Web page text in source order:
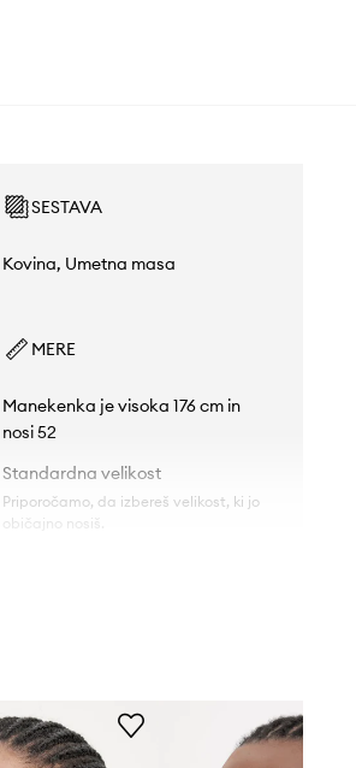
SESTAVA
Kovina, Umetna masa
MERE
Manekenka je visoka 176 cm in
nosi 52
Standardna velikost
Priporočamo, da izbereš velikost, ki jo
običajno nosiš.
Kategorija zatemnitve
Polarizacija: